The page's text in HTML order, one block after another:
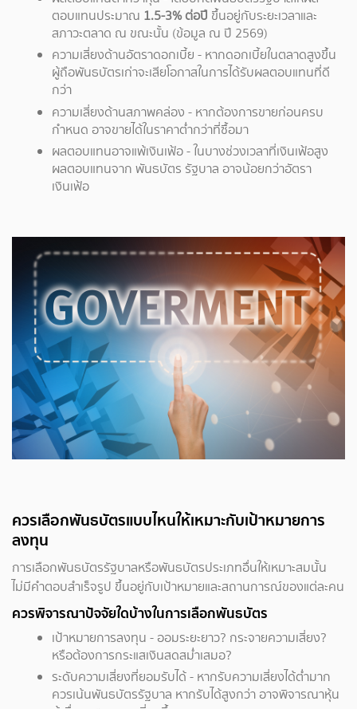
ตอบแทนประมาณ 1.5-3% ต่อปี ขึ้นอยู่กับระยะเวลาและ
สภาวะตลาด ณ ขณะนั้น (ข้อมูล ณ ปี 2569)
ความเสี่ยงด้านอัตราดอกเบี้ย - หากดอกเบี้ยในตลาดสูงขึ้น
ผู้ถือพันธบัตรเก่าจะเสียโอกาสในการได้รับผลตอบแทนที่ดี
กว่า
ความเสี่ยงด้านสภาพคล่อง - หากต้องการขายก่อนครบ
กำหนด อาจขายได้ในราคาต่ำกว่าที่ซื้อมา
ผลตอบแทนอาจแพ้เงินเฟ้อ - ในบางช่วงเวลาที่เงินเฟ้อสูง
ผลตอบแทนจาก พันธบัตร รัฐบาล อาจน้อยกว่าอัตรา
เงินเฟ้อ
ควรเลือกพันธบัตรแบบไหนให้เหมาะกับเป้าหมายการ
ลงทุน
การเลือกพันธบัตรรัฐบาลหรือพันธบัตรประเภทอื่นให้เหมาะสมนั้น
ไม่มีคำตอบสำเร็จรูป ขึ้นอยู่กับเป้าหมายและสถานการณ์ของแต่ละคน
ควรพิจารณาปัจจัยใดบ้างในการเลือกพันธบัตร
เป้าหมายการลงทุน - ออมระยะยาว? กระจายความเสี่ยง?
หรือต้องการกระแสเงินสดสม่ำเสมอ?
ระดับความเสี่ยงที่ยอมรับได้ - หากรับความเสี่ยงได้ต่ำมาก
ควรเน้นพันธบัตรรัฐบาล หากรับได้สูงกว่า อาจพิจารณาหุ้น